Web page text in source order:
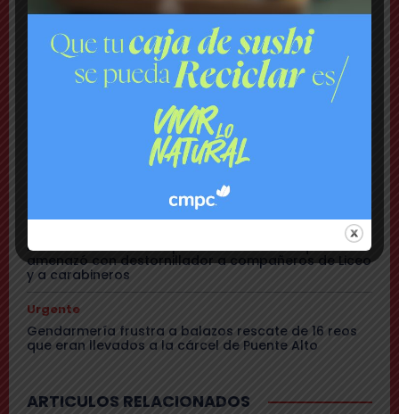
Tensión: delegado Codina acusa a alcalde Toledo
de hacerle una «encerrona», editar video y querer
ser «influencer»
Comuna
Gritos y «dedo a lo Lagos»: Matías Toledo encaró a
delegado presidencial y lo subió a su red social
Encuentran con vida a pareja desaparecida: se
habían quedado sin batería en sus teléfonos
Nacional
Rechazan internación provisoria a menor que
amenazó con destornillador a compañeros de Liceo
y a carabineros
Urgente
Gendarmería frustra a balazos rescate de 16 reos
que eran llevados a la cárcel de Puente Alto
ARTICULOS RELACIONADOS